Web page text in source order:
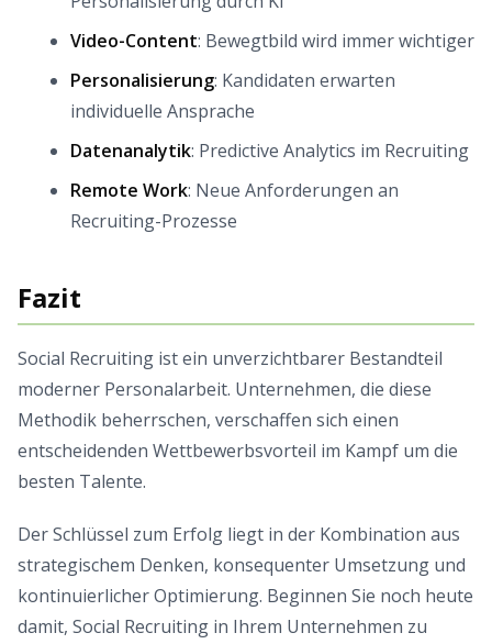
Video-Content: Bewegtbild wird immer wichtiger
Personalisierung: Kandidaten erwarten
individuelle Ansprache
Datenanalytik: Predictive Analytics im Recruiting
Remote Work: Neue Anforderungen an
Recruiting-Prozesse
Fazit
Social Recruiting ist ein unverzichtbarer Bestandteil
moderner Personalarbeit. Unternehmen, die diese
Methodik beherrschen, verschaffen sich einen
entscheidenden Wettbewerbsvorteil im Kampf um die
besten Talente.
Der Schlüssel zum Erfolg liegt in der Kombination aus
strategischem Denken, konsequenter Umsetzung und
kontinuierlicher Optimierung. Beginnen Sie noch heute
damit, Social Recruiting in Ihrem Unternehmen zu